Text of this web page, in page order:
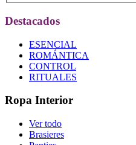
Destacados
ESENCIAL
ROMÁNTICA
CONTROL
RITUALES
Ropa Interior
Ver todo
Brasieres